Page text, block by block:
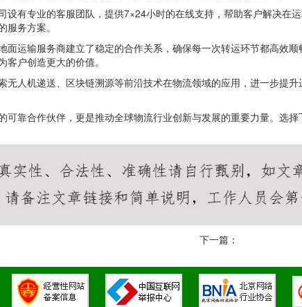
设有专业的客服团队，提供7×24小时的在线支持，帮助客户解决在
务方案。
面运输服务商建立了稳定的合作关系，确保每一次转运环节都高效
户创造更大的价值。
无人机递送、区块链溯源等前沿技术在物流领域的应用，进一步提
靠合作伙伴，更是推动全球物流行业创新与发展的重要力量。选
下一篇：